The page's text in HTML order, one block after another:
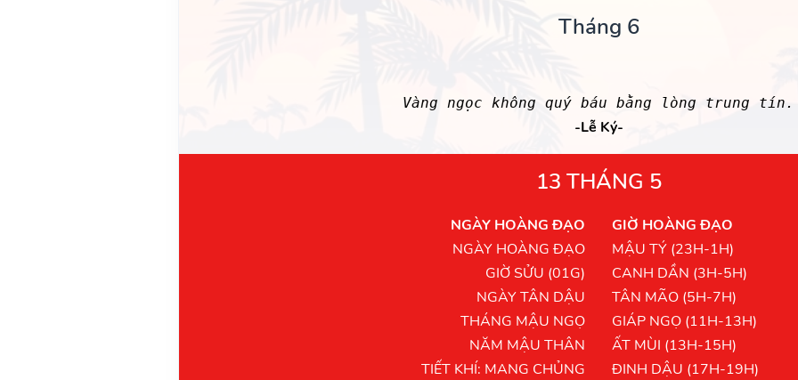
Tháng 6
Vàng ngọc không quý báu bằng lòng trung tín.
-Lễ Ký-
13 THÁNG 5
NGÀY HOÀNG ĐẠO
NGÀY HOÀNG ĐẠO
GIỜ SỬU (01G)
NGÀY TÂN DẬU
THÁNG MẬU NGỌ
NĂM MẬU THÂN
TIẾT KHÍ: MANG CHỦNG
GIỜ HOÀNG ĐẠO
MẬU TÝ (23H-1H)
CANH DẦN (3H-5H)
TÂN MÃO (5H-7H)
GIÁP NGỌ (11H-13H)
ẤT MÙI (13H-15H)
ĐINH DẬU (17H-19H)